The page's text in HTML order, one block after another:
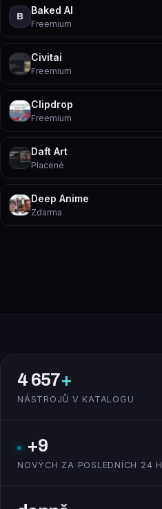
B
Baked AI
Freemium
Civitai
Freemium
Clipdrop
Freemium
Daft Art
Placené
Deep Anime
Zdarma
4 657+
NÁSTROJŮ V KATALOGU
+9
NOVÝCH ZA POSLEDNÍCH 24 H